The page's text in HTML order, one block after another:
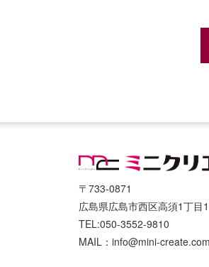
〒733-0871
広島県広島市西区高須1丁目
TEL:050-3552-9810
MAIL：info@mini-create.com